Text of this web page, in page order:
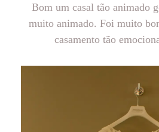
Bom um casal tão animado
muito animado. Foi muito
casamento tão